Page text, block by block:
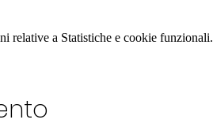
relative a Statistiche e cookie funzionali.